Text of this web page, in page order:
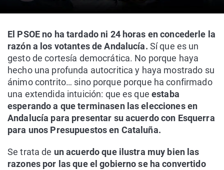
El PSOE no ha tardado ni 24 horas en concederle la
razón a los votantes de Andalucía. Sí que es un
gesto de cortesía democrática. No porque haya
hecho una profunda autocritica y haya mostrado su
ánimo contrito… sino porque porque ha confirmado
una extendida intuición: que es que estaba
esperando a que terminasen las elecciones en
Andalucía para presentar su acuerdo con Esquerra
para unos Presupuestos en Cataluña.
Se trata de un acuerdo que ilustra muy bien las
razones por las que el gobierno se ha convertido